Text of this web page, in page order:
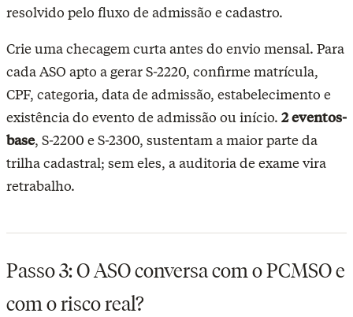
resolvido pelo fluxo de admissão e cadastro.
Crie uma checagem curta antes do envio mensal. Para
cada ASO apto a gerar S-2220, confirme matrícula,
CPF, categoria, data de admissão, estabelecimento e
existência do evento de admissão ou início. 2 eventos-
base, S-2200 e S-2300, sustentam a maior parte da
trilha cadastral; sem eles, a auditoria de exame vira
retrabalho.
Passo 3: O ASO conversa com o PCMSO e
com o risco real?